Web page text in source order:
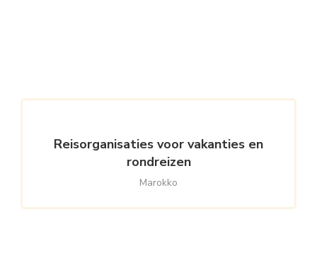
Reisorganisaties voor vakanties en
rondreizen
Marokko